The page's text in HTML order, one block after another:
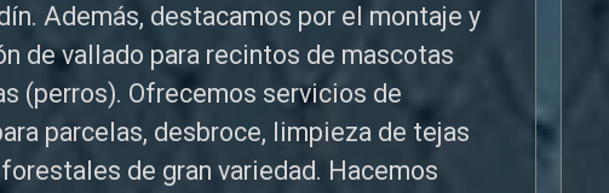
Además, destacamos por el montaje y
de vallado para recintos de mascotas
(perros). Ofrecemos servicios de
parcelas, desbroce, limpieza de tejas
de gran variedad. Hacemos